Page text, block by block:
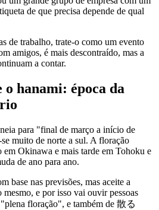
de que precisa depende de qual
de trabalho, trate-o como um evento
amigos, é mais descontraído, mas a
a contar.
o hanami: época da
para "final de março a início de
muito de norte a sul. A floração
em Okinawa e mais tarde em Tohoku e
de ano para ano.
base nas previsões, mas aceite a
e por isso vai ouvir pessoas
floração", e também de 散る